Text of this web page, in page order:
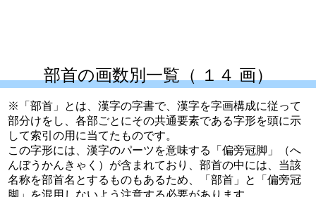
部首の画数別一覧（ １４ 画）
※「部首」とは、漢字の字書で、漢字を字画構成に従って
部分けをし、各部ごとにその共通要素である字形を頭に示
して索引の用に当てたものです。
この字形には、漢字のパーツを意味する「偏旁冠脚」（へ
んぼうかんきゃく）が含まれており、部首の中には、当該
名称を部首名とするものもあるため、「部首」と「偏旁冠
脚」を混用しないよう注意する必要があります。